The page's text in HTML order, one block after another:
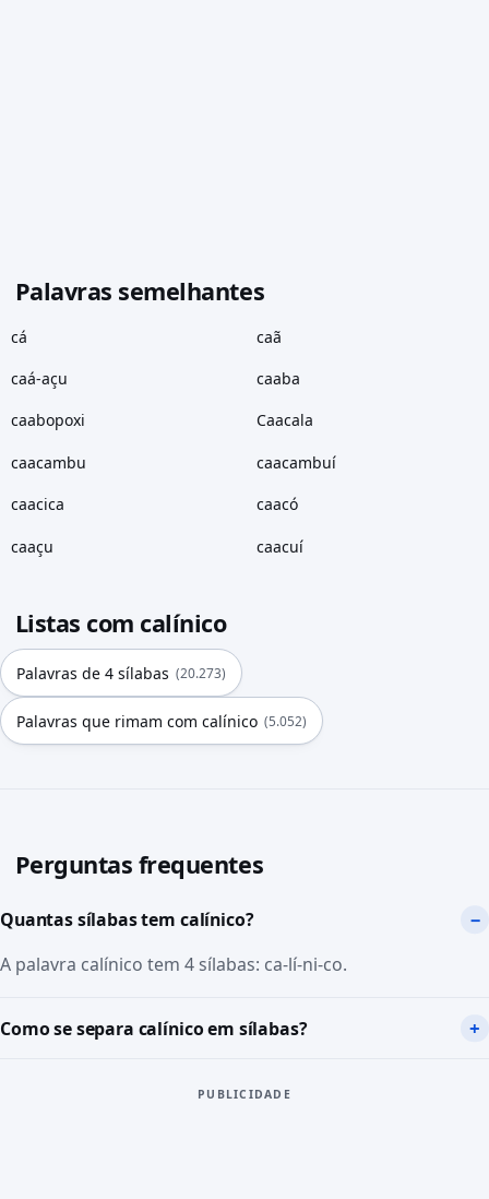
Palavras semelhantes
cá caã
caá-açu caaba
caabopoxi Caacala
caacambu caacambuí
caacica caacó
caaçu caacuí
Listas com calínico
Palavras de 4 sílabas (20.273)
Palavras que rimam com calínico (5.052)
Perguntas frequentes
Quantas sílabas tem calínico?
A palavra calínico tem 4 sílabas: ca-lí-ni-co.
Como se separa calínico em sílabas?
PUBLICIDADE